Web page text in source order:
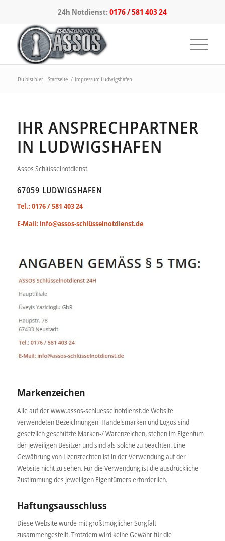
24h Notdienst:0176 / 581 403 24
Du bist hier: Startseite / Impressum Ludwigshafen
IHR ANSPRECHPARTNER
IN LUDWIGSHAFEN
Assos Schlüsselnotdienst
67059 LUDWIGSHAFEN
Tel.: 0176 / 581 403 24
E-Mail: info@assos-schlüsselnotdienst.de
Markenzeichen
Alle auf der www.assos-schluesselnotdienst.de Website
verwendeten Bezeichnungen, Handelsmarken und Logos sind
gesetzlich geschützte Marken-/ Warenzeichen, stehen im Eigentum
der jeweiligen Besitzer und sind als solche zu beachten. Eine
Gewährung von Lizenzrechten ist in der Verwendung auf der
Website nicht zu sehen. Für die Verwendung ist die ausdrückliche
Zustimmung des jeweiligen Eigentümers erforderlich.
Haftungsausschluss
Diese Website wurde mit größtmöglicher Sorgfalt
zusammengestellt. Trotzdem wird keine Gewähr für die